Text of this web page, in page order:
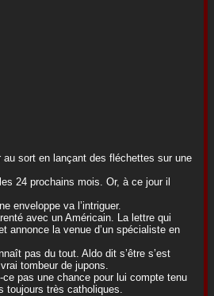
sort en lançant des fléchettes sur une
24 prochains mois. Or, à ce jour il
enveloppe va l’intriguer.
avec un Américain. La lettre qui
annonce la venue d’un spécialiste en
pas du tout. Aldo dit s’être s’est
tombeur de jupons.
pas une chance pour lui compte tenu
toujours très catholiques.